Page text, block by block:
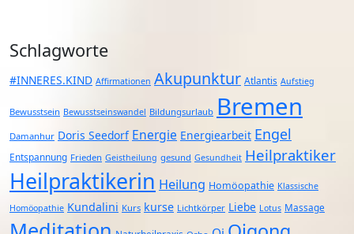
Schlagworte
#INNERES.KIND Affirmationen Akupunktur Atlantis Aufstieg
Bewusstsein Bewusstseinswandel Bildungsurlaub Bremen
Damanhur Doris Seedorf Energie Energiearbeit Engel
Entspannung Frieden Geistheilung gesund Gesundheit Heilpraktiker
Heilpraktikerin Heilung Homöopathie Klassische
Homöopathie Kundalini Kurs kurse Lichtkörper Liebe Lotus Massage